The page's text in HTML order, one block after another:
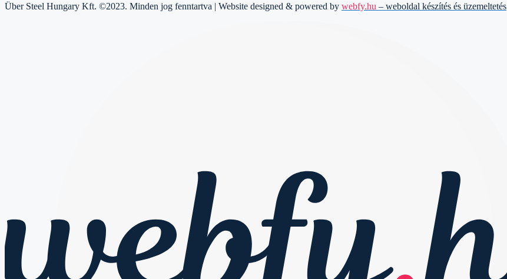
Über Steel Hungary Kft. ©2023. Minden jog fenntartva | Website designed & powered by webfy.hu – weboldal készítés és üzemeltetés